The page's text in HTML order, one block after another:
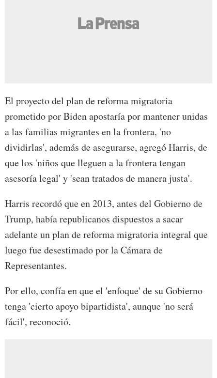
El proyecto del plan de reforma migratoria
prometido por Biden apostaría por mantener unidas
a las familias migrantes en la frontera, 'no
dividirlas', además de asegurarse, agregó Harris, de
que los 'niños que lleguen a la frontera tengan
asesoría legal' y 'sean tratados de manera justa'.
Harris recordó que en 2013, antes del Gobierno de
Trump, había republicanos dispuestos a sacar
adelante un plan de reforma migratoria integral que
luego fue desestimado por la Cámara de
Representantes.
Por ello, confía en que el 'enfoque' de su Gobierno
tenga 'cierto apoyo bipartidista', aunque 'no será
fácil', reconoció.